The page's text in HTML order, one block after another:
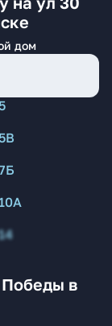
дом
5
5В
14
в